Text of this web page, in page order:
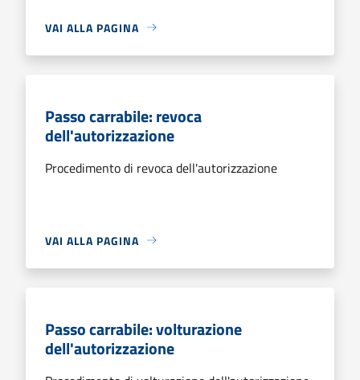
VAI ALLA PAGINA
Passo carrabile: revoca
dell'autorizzazione
Procedimento di revoca dell'autorizzazione
VAI ALLA PAGINA
Passo carrabile: volturazione
dell'autorizzazione